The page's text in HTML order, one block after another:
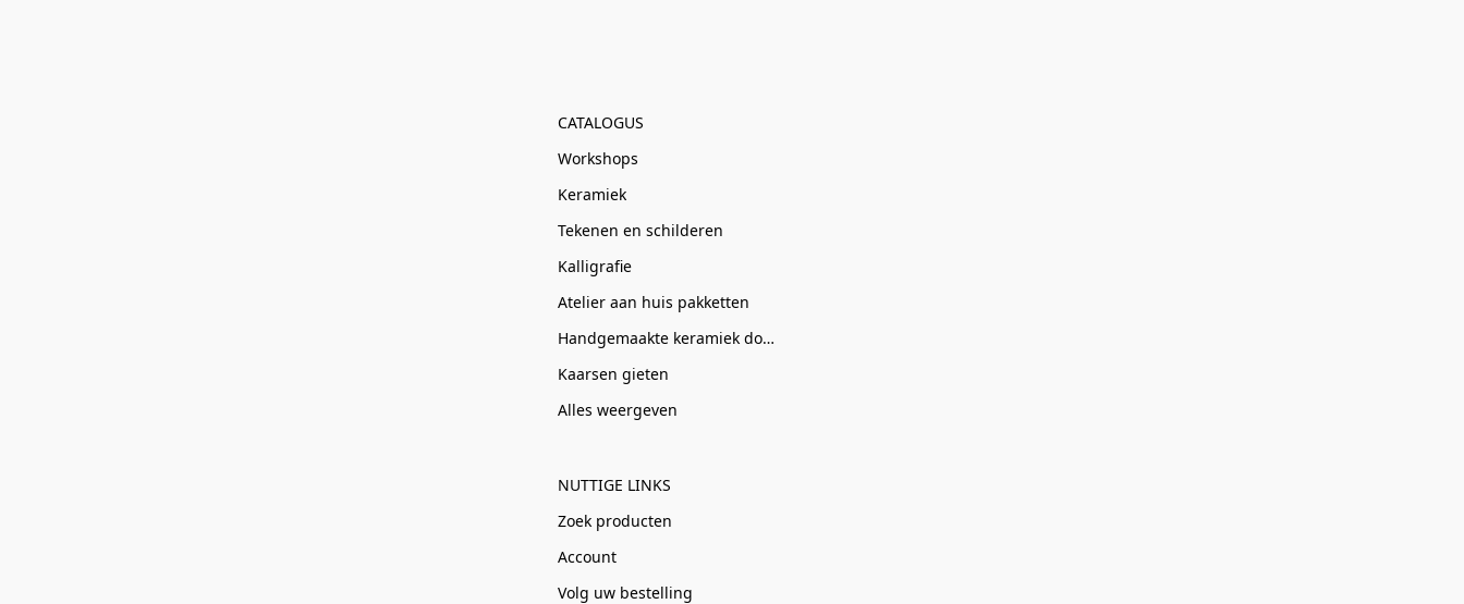
CATALOGUS
Workshops
Keramiek
Tekenen en schilderen
Kalligrafie
Atelier aan huis pakketten
Handgemaakte keramiek door Clay-Obscuur
Kaarsen gieten
Alles weergeven
NUTTIGE LINKS
Zoek producten
Account
Volg uw bestelling